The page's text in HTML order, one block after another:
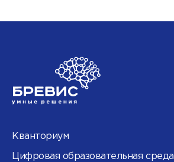
Кванториум
Цифровая образовательная среда